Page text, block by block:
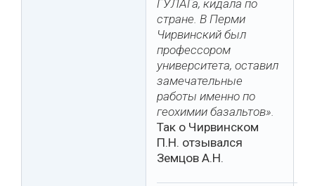
ГУЛАГа, кидала по
стране. В Перми
Чирвинский был
профессором
университета, оставил
замечательные
работы именно по
геохимии базальтов».
Так о Чирвинском
П.Н. отзывался
Земцов А.Н.